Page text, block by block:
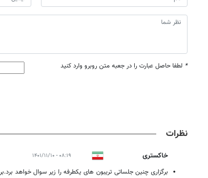
* لطفا حاصل عبارت را در جعبه متن روبرو وارد کنید
نظرات
خاکستری ۰۸:۱۹ - ۱۴۰۱/۱۱/۱۰
برگزاری چنین جلساتی تریبون های یکطرفه را زیر سوال خواهد